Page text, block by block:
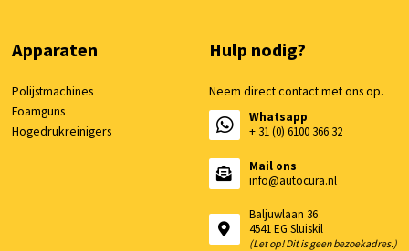
Apparaten
Polijstmachines
Foamguns
Hogedrukreinigers
Hulp nodig?
Neem direct contact met ons op.
Whatsapp
+ 31 (0) 6100 366 32
Mail ons
info@autocura.nl
Baljuwlaan 36
4541 EG Sluiskil
(Let op! Dit is geen bezoekadres.)